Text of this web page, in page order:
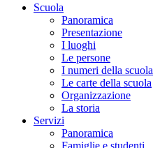
Scuola
Panoramica
Presentazione
I luoghi
Le persone
I numeri della scuola
Le carte della scuola
Organizzazione
La storia
Servizi
Panoramica
Famiglie e studenti